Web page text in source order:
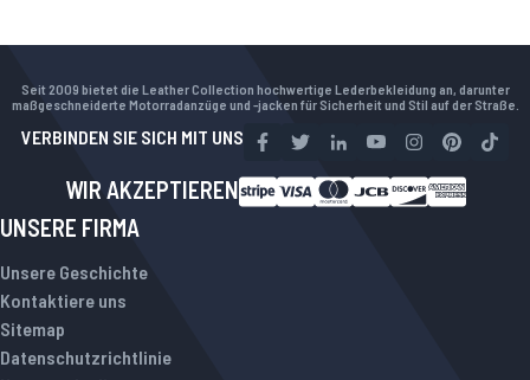
Seit 2009 bietet die Leather Collection hochwertige Lederbekleidung an, darunter
maßgeschneiderte Motorradanzüge und -jacken für Sicherheit und Stil auf der Straße.
VERBINDEN SIE SICH MIT UNS
WIR AKZEPTIEREN
UNSERE FIRMA
Unsere Geschichte
Kontaktiere uns
Sitemap
Datenschutzrichtlinie